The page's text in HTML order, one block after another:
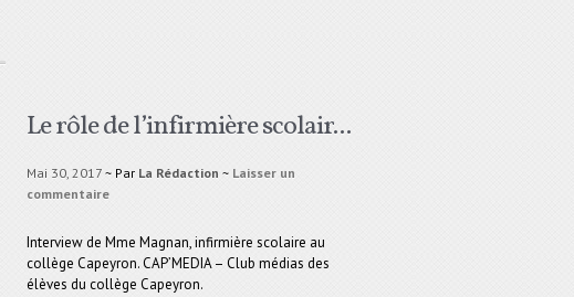
Le rôle de l’infirmière scolair...
Mai 30, 2017 ~ Par La Rédaction ~ Laisser un
commentaire
Interview de Mme Magnan, infirmière scolaire au
collège Capeyron. CAP’MEDIA – Club médias des
élèves du collège Capeyron.